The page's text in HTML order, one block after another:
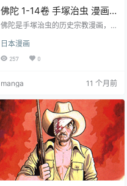
佛陀 1-14卷 手塚治虫 漫画
全集下载
佛陀是手塚治虫的历史宗教漫画，
创始人释迦牟尼的一生和教义。该
作品以古印度为背景，展现了当时
日本漫画
257 0
manga 11 个月前